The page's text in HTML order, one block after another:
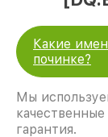
Какие
починке?
Мы
гарантия.